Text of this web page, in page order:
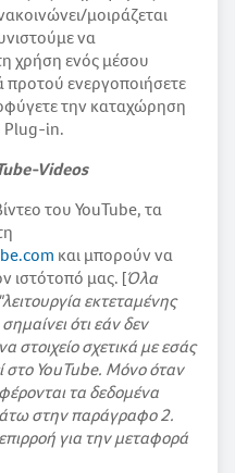
μοιράζεται
να
χρήση ενός μέσου
προτού ενεργοποιήσετε
την καταχώρηση
Plug-in.
Videos
του YouTube, τα
και μπορούν να
ιστότοπό μας. [Όλα
εκτεταμένης
ότι εάν δεν
στοιχείο σχετικά με εσάς
στο YouTube. Μόνο όταν
τα δεδομένα
στην παράγραφο 2.
για την μεταφορά